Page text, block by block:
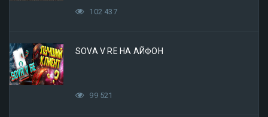
102 437
SOVA V RE НА АЙФОН
99 521